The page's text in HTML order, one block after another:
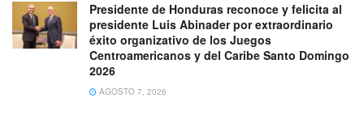
Presidente de Honduras reconoce y felicita al
presidente Luis Abinader por extraordinario
éxito organizativo de los Juegos
Centroamericanos y del Caribe Santo Domingo
2026
AGOSTO 7, 2026